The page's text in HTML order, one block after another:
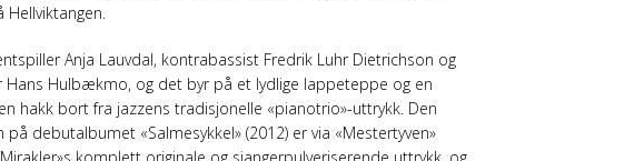
Anja Lauvdal, kontrabassist Fredrik Luhr Dietrichson og
Hulbækmo, og det byr på et lydlige lappeteppe og en
hakk bort fra jazzens tradisjonelle «pianotrio»-uttrykk. Den
debutalbumet «Salmesykkel» (2012) er via «Mestertyven»